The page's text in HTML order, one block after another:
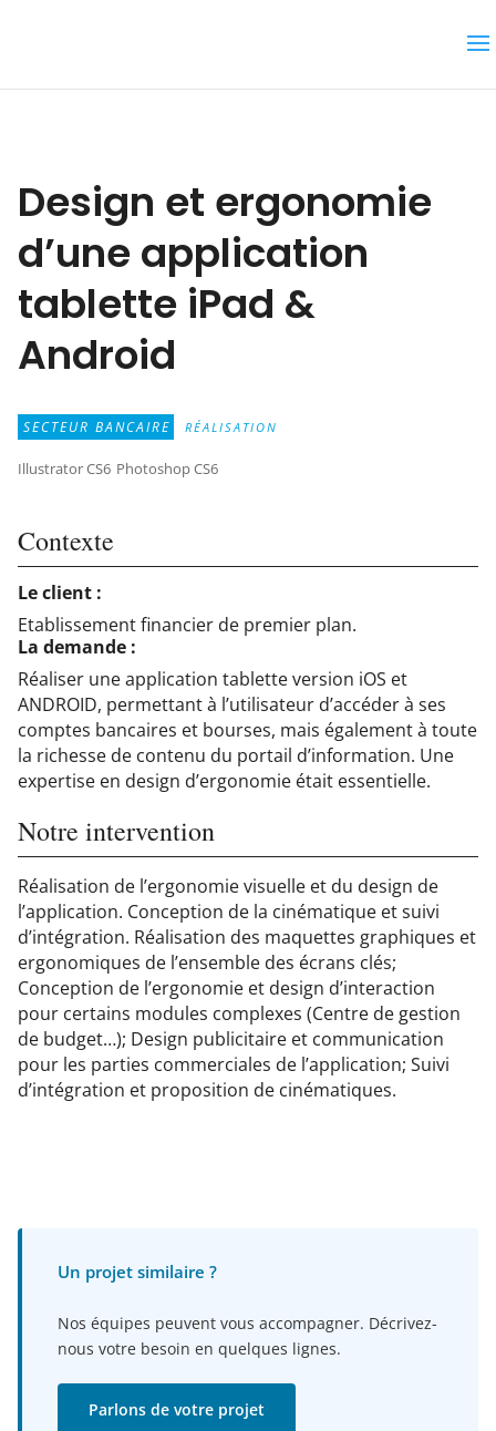
Design et ergonomie
d’une application
tablette iPad &
Android
SECTEUR BANCAIRE RÉALISATION
Illustrator CS6 Photoshop CS6
Contexte
Le client :
Etablissement financier de premier plan.
La demande :
Réaliser une application tablette version iOS et
ANDROID, permettant à l’utilisateur d’accéder à ses
comptes bancaires et bourses, mais également à toute
la richesse de contenu du portail d’information. Une
expertise en design d’ergonomie était essentielle.
Notre intervention
Réalisation de l’ergonomie visuelle et du design de
l’application. Conception de la cinématique et suivi
d’intégration. Réalisation des maquettes graphiques et
ergonomiques de l’ensemble des écrans clés;
Conception de l’ergonomie et design d’interaction
pour certains modules complexes (Centre de gestion
de budget…); Design publicitaire et communication
pour les parties commerciales de l’application; Suivi
d’intégration et proposition de cinématiques.
Un projet similaire ?
Nos équipes peuvent vous accompagner. Décrivez-
nous votre besoin en quelques lignes.
Parlons de votre projet